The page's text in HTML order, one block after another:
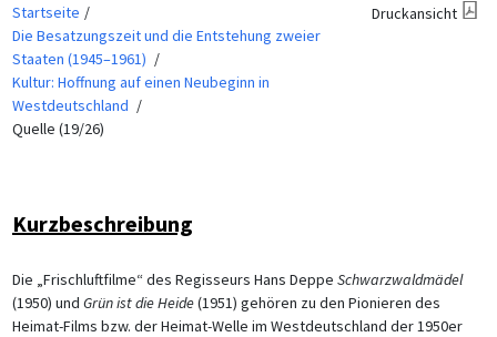
Startseite
Die Besatzungszeit und die Entstehung zweier
Staaten (1945–1961)
Kultur: Hoffnung auf einen Neubeginn in
Westdeutschland
Quelle (19/26)
Druckansicht
Kurzbeschreibung
Die „Frischluftfilme“ des Regisseurs Hans Deppe Schwarzwaldmädel
(1950) und Grün ist die Heide(1951) gehören zu den Pionieren des
Heimat-Films bzw. der Heimat-Welle im Westdeutschland der 1950er